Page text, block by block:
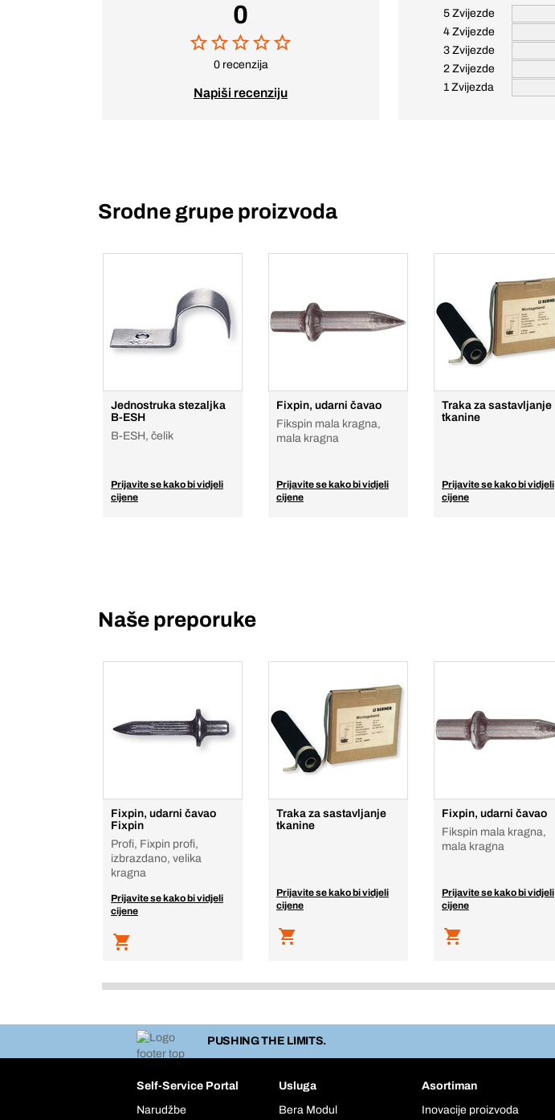
0
0 recenzija
Napiši recenziju
5 Zvijezde
4 Zvijezde
3 Zvijezde
2 Zvijezde
1 Zvijezda
Srodne grupe proizvoda
Jednostruka stezaljka
B-ESH
B-ESH, čelik
Prijavite se kako bi vidjeli
cijene
Fixpin, udarni čavao
Fikspin mala kragna,
mala kragna
Prijavite se kako bi vidjeli
cijene
Traka za sastavljanje
tkanine
Prijavite se kako bi vidjeli
cijene
Naše preporuke
Fixpin, udarni čavao
Fixpin
Profi, Fixpin profi,
izbrazdano, velika
kragna
Prijavite se kako bi vidjeli
cijene
Traka za sastavljanje
tkanine
Prijavite se kako bi vidjeli
cijene
Fixpin, udarni čavao
Fikspin mala kragna,
mala kragna
Prijavite se kako bi vidjeli
cijene
PUSHING THE LIMITS.
Self-Service Portal
Narudžbe
Usluga
Bera Modul
Asortiman
Inovacije proizvoda